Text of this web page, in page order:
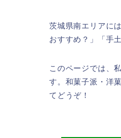
茨城県南エリアに
おすすめ？」「手
このページでは、
す。和菓子派・洋
てどうぞ！